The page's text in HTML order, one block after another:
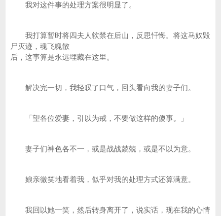
我对这件事的处理方案很明显了。
我打算暂时将四夫人软禁在后山，反思忏悔。将这马奴毁
尸灭迹，魂飞魄散
后，这事算是永远埋藏在这里。
解决完一切，我轻叹了口气，回头看向我的妻子们。
「望各位爱妻，引以为戒，不要做这样的傻事。」
妻子们神色各不一，或是战战兢兢，或是不以为意。
娘亲微笑地看着我，似乎对我的处理方式还算满意。
我回以她一笑，然后转身离开了，说实话，现在我的心情